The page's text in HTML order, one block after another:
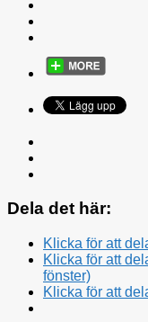
Dela det här:
Klicka för att
Klicka för att
fönster)
Klicka för att